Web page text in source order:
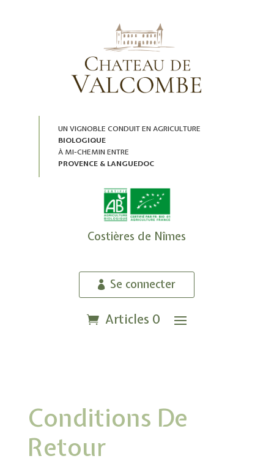
UN VIGNOBLE CONDUIT EN AGRICULTURE
BIOLOGIQUE
À MI-CHEMIN ENTRE
PROVENCE & LANGUEDOC
Costières de Nîmes
Se connecter
Articles 0
Conditions De
Retour